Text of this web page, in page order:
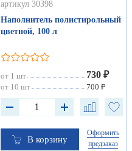
артикул 30398
Наполнитель полистирольный
цветной, 100 л
от 1 шт 730 ₽
от 10 шт 700 ₽
В корзину
Оформить
предзаказ